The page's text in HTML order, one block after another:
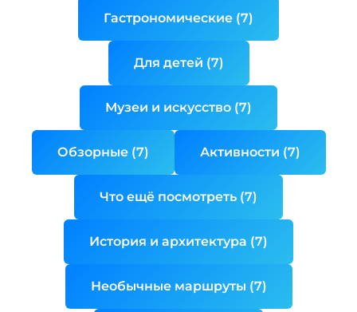
Гастрономические (7)
Для детей (7)
Музеи и искусство (7)
Обзорные (7) Активности (7)
Что ещё посмотреть (7)
История и архитектура (7)
Необычные маршруты (7)